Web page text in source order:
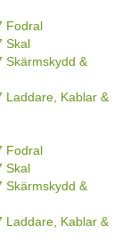
Fodral
Skal
Skärmskydd &
Laddare, Kablar &
Fodral
Skal
Skärmskydd &
Laddare, Kablar &